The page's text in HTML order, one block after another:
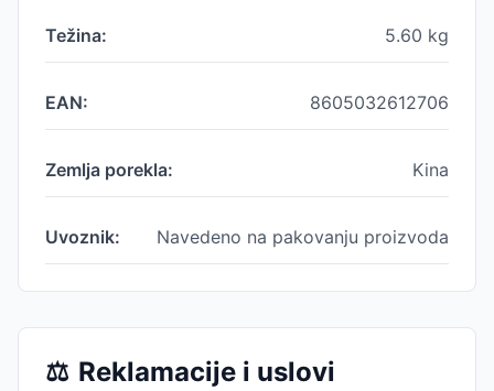
Težina: 5.60 kg
EAN: 8605032612706
Zemlja porekla: Kina
Uvoznik: Navedeno na pakovanju proizvoda
⚖️ Reklamacije i uslovi